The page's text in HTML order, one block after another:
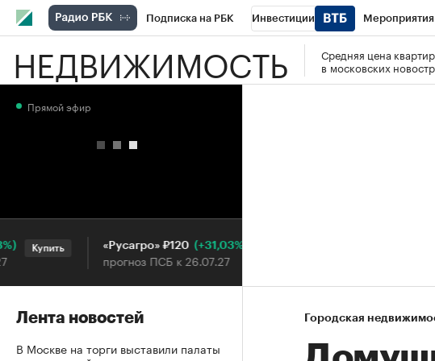
Подписка на РБК Инвестиции Мероприятия
РБК Вино Спорт Школа управления РБК РБК
НЕДВИЖИМОСТЬ
Средняя цена
в московских
Городская
Прямой эфир
Купить «Русагро» ₽120 (+31,03%)
прогноз ПСБ к 26.07.27
Лента новостей
В Москве на торги выставили палаты